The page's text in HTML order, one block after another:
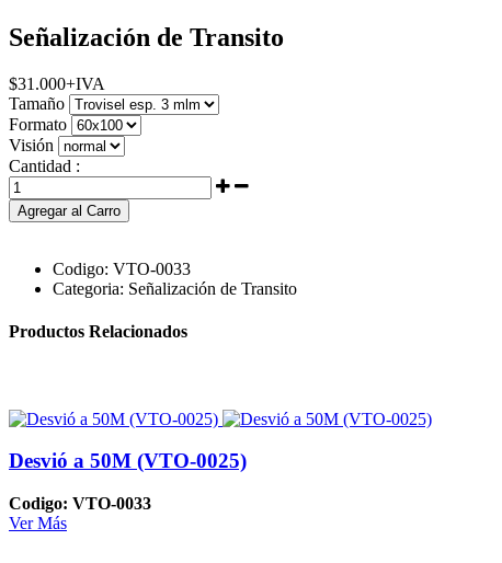
Señalización de Transito
$31.000+IVA
Tamaño
Formato
Visión
Cantidad :
Agregar al Carro
Codigo: VTO-0033
Categoria: Señalización de Transito
Productos Relacionados
Desvió a 50M (VTO-0025)
Codigo: VTO-0033
Ver Más